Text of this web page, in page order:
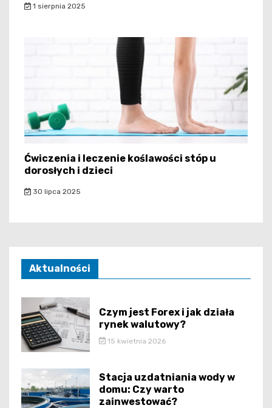
1 sierpnia 2025
Ćwiczenia i leczenie koślawości stóp u
dorosłych i dzieci
30 lipca 2025
Aktualności
Czym jest Forex i jak działa
rynek walutowy?
15 kwietnia 2026
Stacja uzdatniania wody w
domu: Czy warto
zainwestować?